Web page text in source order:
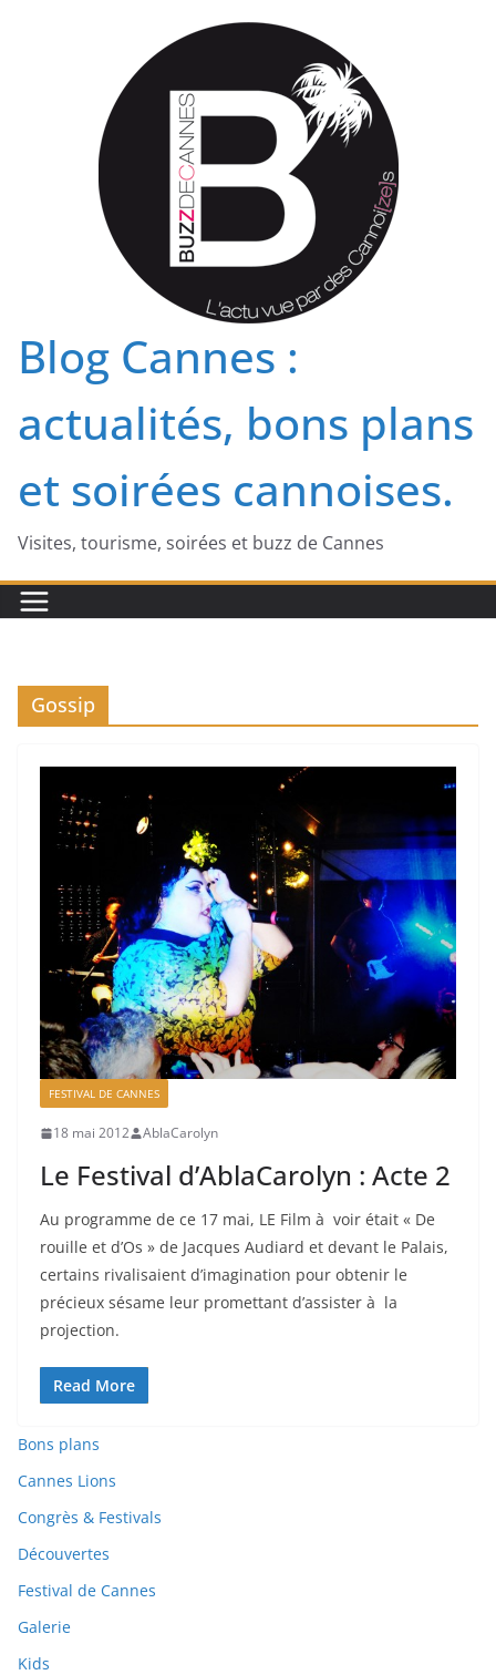
Blog Cannes :
actualités, bons plans
et soirées cannoises.
Visites, tourisme, soirées et buzz de Cannes
Gossip
FESTIVAL DE CANNES
18 mai 2012 AblaCarolyn
Le Festival d’AblaCarolyn : Acte 2
Au programme de ce 17 mai, LE Film à voir était « De
rouille et d’Os » de Jacques Audiard et devant le Palais,
certains rivalisaient d’imagination pour obtenir le
précieux sésame leur promettant d’assister à la
projection.
Read More
Bons plans
Cannes Lions
Congrès & Festivals
Découvertes
Festival de Cannes
Galerie
Kids